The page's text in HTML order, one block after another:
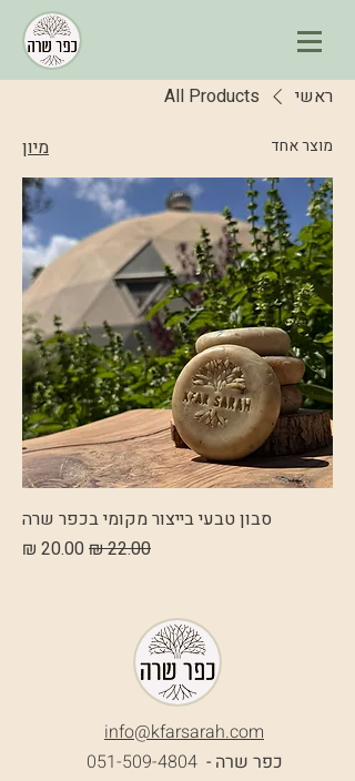
ראשי All Products
מוצר אחד מיון
סבון טבעי בייצור מקומי בכפר שרה
מחיר רגילמחיר מבצע
info@kfarsarah.com
כפר שרה -051-509-4804